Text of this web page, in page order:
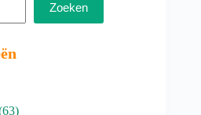
Zoeken
6363